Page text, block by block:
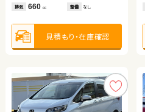
排気 660 cc 整備 なし
見積もり・在庫確認
保証 なし 住所 青森県
排気 660 整備 法定整備付
排気 660 cc 整備 法定整備付
見積もり・在庫確認